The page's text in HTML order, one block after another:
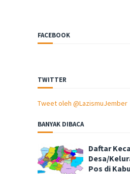
FACEBOOK
TWITTER
Tweet oleh @LazismuJember
BANYAK DIBACA
Daftar
Desa/
Pos di